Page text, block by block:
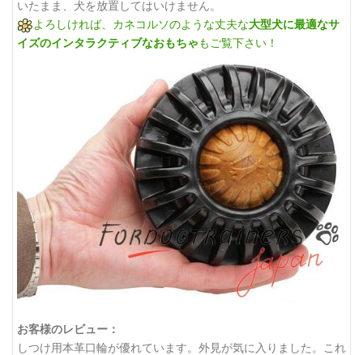
いたまま、犬を放置してはいけません。
よろしければ、カネコルソのような丈夫な大型犬に最適なサ
イズのインタラクティブなおもちゃもご覧下さい！
お客様のレビュー：
しつけ用本革口輪が優れています。外見が気に入りました。これ